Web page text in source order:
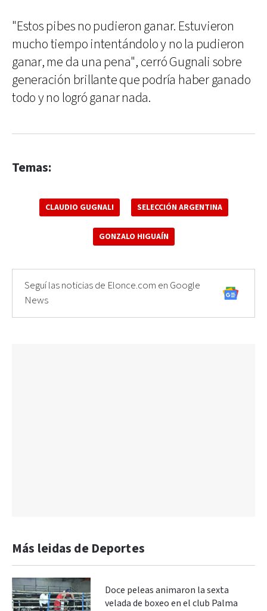
"Estos pibes no pudieron ganar. Estuvieron
mucho tiempo intentándolo y no la pudieron
ganar, me da una pena", cerró Gugnali sobre
generación brillante que podría haber ganado
todo y no logró ganar nada.
Temas:
CLAUDIO GUGNALI SELECCIÓN ARGENTINA
GONZALO HIGUAÍN
Seguí las noticias de Elonce.com en Google
News
Más leidas de Deportes
Doce peleas animaron la sexta
velada de boxeo en el club Palma